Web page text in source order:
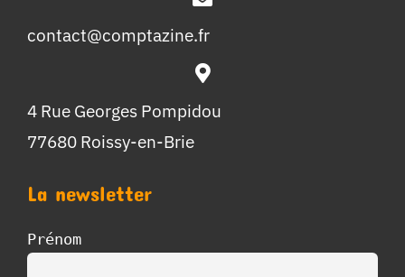
contact@comptazine.fr
4 Rue Georges Pompidou
77680 Roissy-en-Brie
La newsletter
Prénom